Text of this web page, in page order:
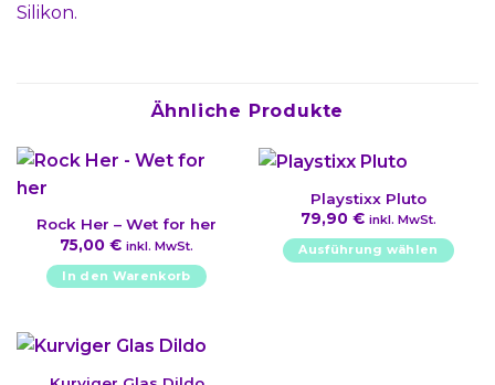
Silikon.
Ähnliche Produkte
Rock Her – Wet for her
75,00 € inkl. MwSt.
In den Warenkorb
Playstixx Pluto
79,90 € inkl. MwSt.
Ausführung wählen